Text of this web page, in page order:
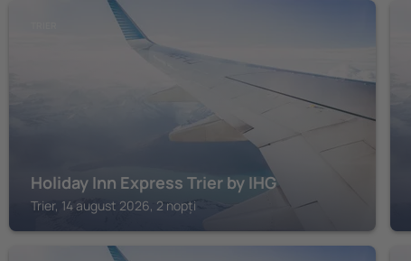
Holiday Inn Express Trier by IHG
Trier, 14 august 2026, 2 nopți